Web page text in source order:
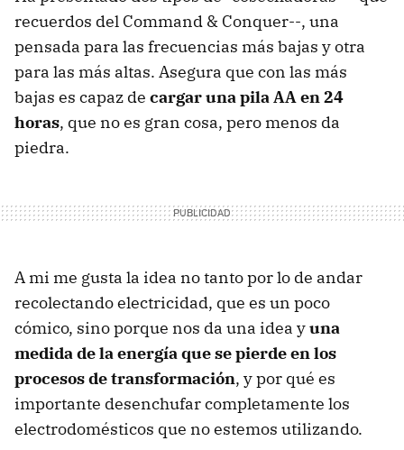
recuerdos del Command & Conquer--, una
pensada para las frecuencias más bajas y otra
para las más altas. Asegura que con las más
bajas es capaz de cargar una pila AA en 24
horas, que no es gran cosa, pero menos da
piedra.
A mi me gusta la idea no tanto por lo de andar
recolectando electricidad, que es un poco
cómico, sino porque nos da una idea yuna
medida de la energía que se pierde en los
procesos de transformación, y por qué es
importante desenchufar completamente los
electrodomésticos que no estemos utilizando.